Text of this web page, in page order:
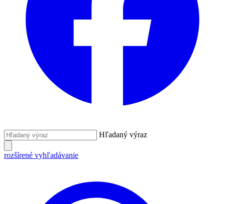
Hľadaný výraz
rozšírené vyhľadávanie